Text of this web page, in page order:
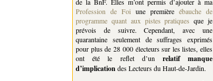
Profession de Foi une première ébauche de
programme quant aux pistes pratiques que je
prévois de suivre. Cependant, avec une
quarantaine seulement de suffrages exprimés
pour plus de 28 000 électeurs sur les listes, elles
ont été le reflet d’un relatif manque
d’implicationdes Lecteurs du Haut-de-Jardin.